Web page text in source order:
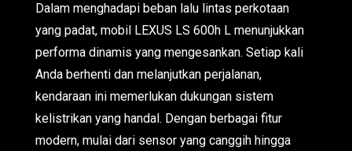
Dalam menghadapi beban lalu lintas perkotaan
yang padat, mobil LEXUS LS 600h L menunjukkan
performa dinamis yang mengesankan. Setiap kali
Anda berhenti dan melanjutkan perjalanan,
kendaraan ini memerlukan dukungan sistem
kelistrikan yang handal. Dengan berbagai fitur
modern, mulai dari sensor yang canggih hingga